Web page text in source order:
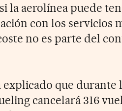
la aerolínea puede
con los servicios
no es parte del
explicado que durante
cancelará 316